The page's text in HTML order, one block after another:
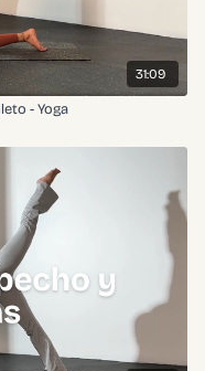
31:09
- Yoga